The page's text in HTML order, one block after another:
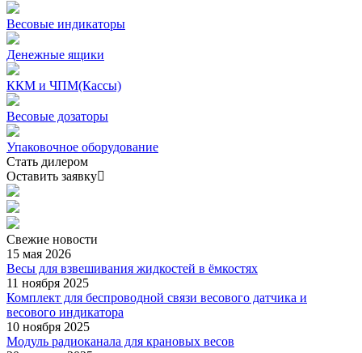
Весовые индикаторы
Денежные ящики
ККМ и ЧПМ(Кассы)
Весовые дозаторы
Упаковочное оборудование
Стать дилером
Оставить заявку
Свежие новости
15 мая 2026
Весы для взвешивания жидкостей в ёмкостях
11 ноября 2025
Комплект для беспроводной связи весового датчика и
весового индикатора
10 ноября 2025
Модуль радиоканала для крановых весов